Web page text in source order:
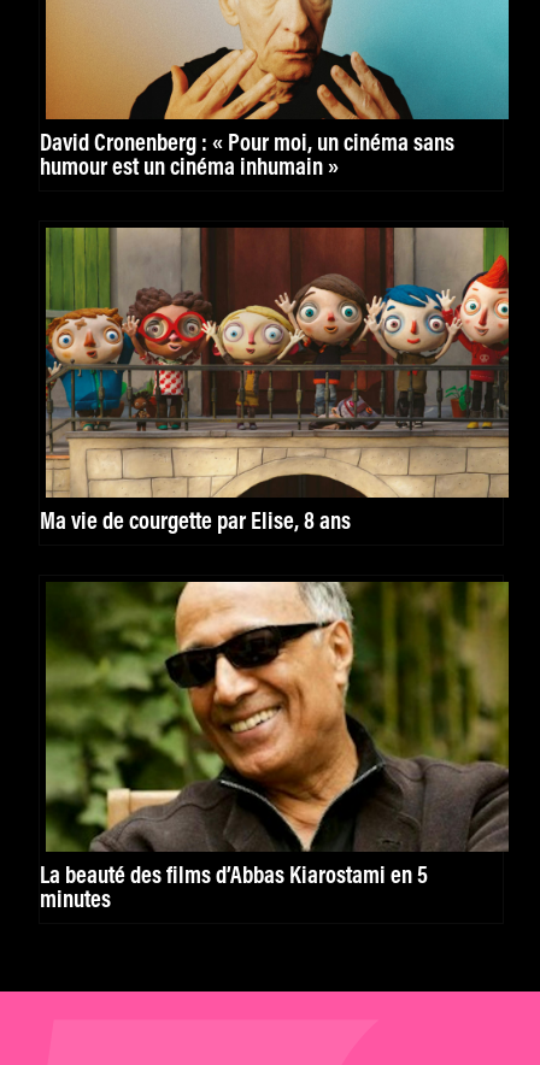
David Cronenberg : « Pour moi, un cinéma sans
humour est un cinéma inhumain »
Ma vie de courgette par Élise, 8 ans
La beauté des films d’Abbas Kiarostami en 5
minutes